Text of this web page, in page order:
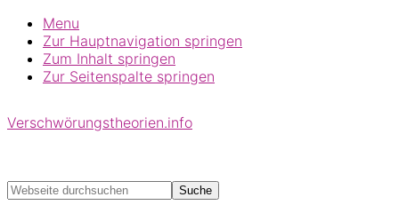
Menu
Zur Hauptnavigation springen
Zum Inhalt springen
Zur Seitenspalte springen
Verschwörungstheorien.info
Webseite